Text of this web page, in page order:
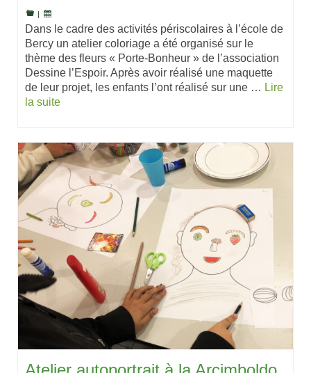
Dans le cadre des activités périscolaires à l’école de
Bercy un atelier coloriage a été organisé sur le
thème des fleurs « Porte-Bonheur » de l’association
Dessine l’Espoir. Après avoir réalisé une maquette
de leur projet, les enfants l’ont réalisé sur une … Lire
la suite